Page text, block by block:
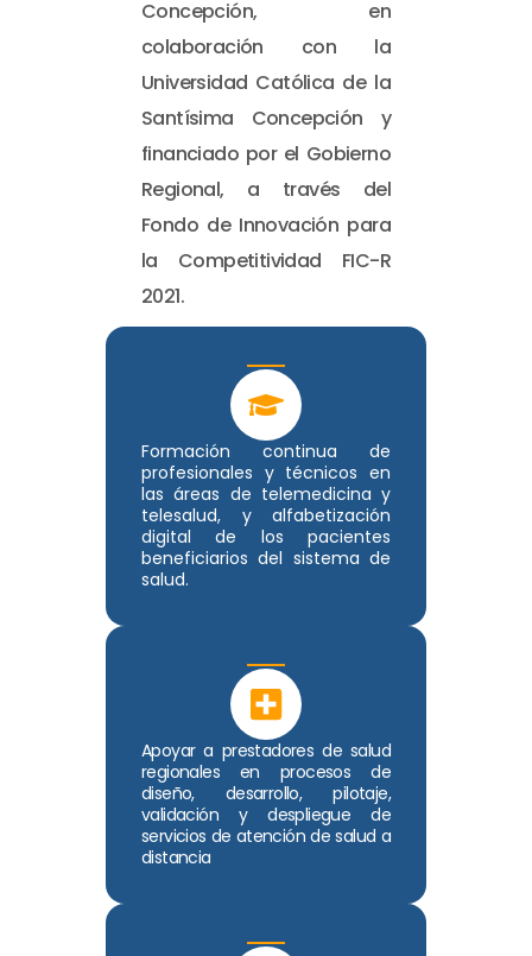
Formación continua de
profesionales y técnicos en
las áreas de telemedicina y
telesalud, y alfabetización
digital de los pacientes
beneficiarios del sistema de
salud.
Apoyar a prestadores de salud
regionales en procesos de
diseño, desarrollo, pilotaje,
validación y despliegue de
servicios de atención de salud a
distancia
Concepción, en
colaboración con la
Universidad Católica de la
Santísima Concepción y
financiado por el Gobierno
Regional, a través del
Fondo de Innovación para
la Competitividad FIC-R
2021.